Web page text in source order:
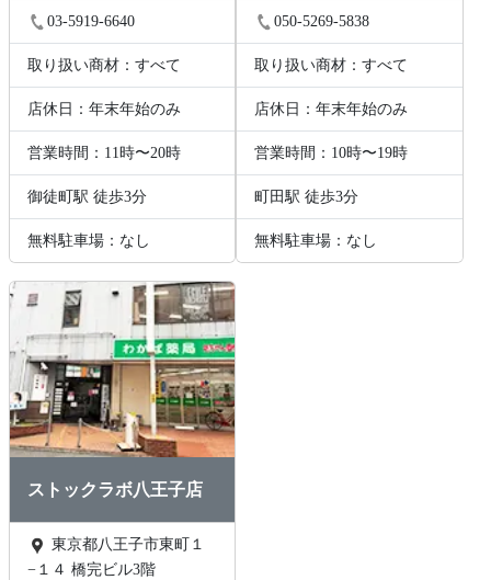
03-5919-6640
取り扱い商材：すべて
店休日：年末年始のみ
営業時間：11時〜20時
御徒町駅 徒歩3分
無料駐車場：なし
050-5269-5838
取り扱い商材：すべて
店休日：年末年始のみ
営業時間：10時〜19時
町田駅 徒歩3分
無料駐車場：なし
ストックラボ八王子店
−１４ 橋完ビル3階